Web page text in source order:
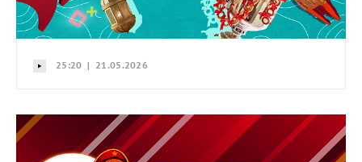
25:20 | 21.05.2026